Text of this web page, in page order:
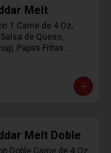
Melt
1 Carne de 4 Oz,
de Queso,
Papas Fritas
Melt Doble
Doble Carne de 4 Oz,